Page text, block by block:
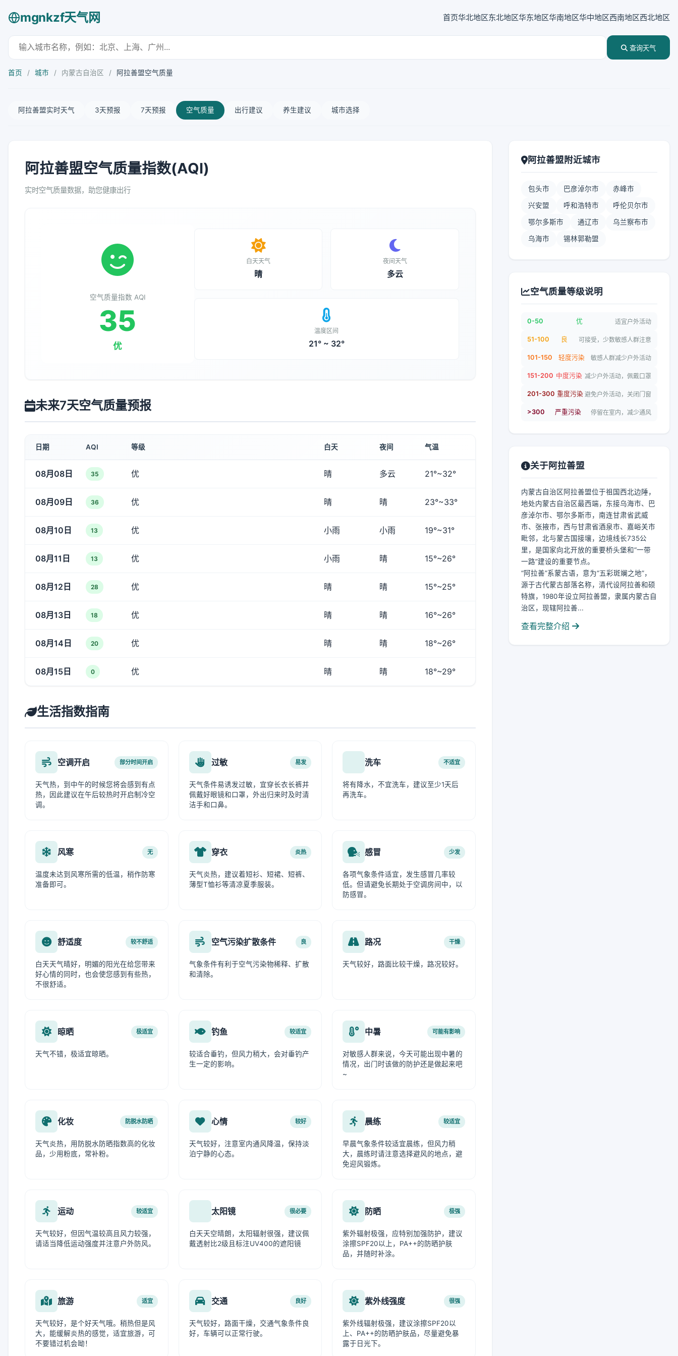
mgnkzf天气网 首页华北地区东北地区华东地区华南地区华中地区西南地区西北地区
查询天气
首页 / 城市 / 内蒙古自治区 / 阿拉善盟空气质量
阿拉善盟实时天气 3天预报 7天预报 空气质量 出行建议 养生建议 城市选择
阿拉善盟空气质量指数(AQI)
实时空气质量数据，助您健康出行
空气质量指数 AQI
35
优
白天天气
晴
夜间天气
多云
温度区间
21° ~ 32°
未来7天空气质量预报
日期 AQI 等级 白天 夜间 气温
08月08日 35 优 晴 多云 21°~32°
08月09日 36 优 晴 晴 23°~33°
08月10日 13 优 小雨 小雨 19°~31°
08月11日 13 优 小雨 晴 15°~26°
08月12日 28 优 晴 晴 15°~25°
08月13日 18 优 晴 晴 16°~26°
08月14日 20 优 晴 晴 18°~26°
08月15日 0 优 晴 晴 18°~29°
生活指数指南
空调开启 部分时间开启
天气热，到中午的时候您将会感到有点
热，因此建议在午后较热时开启制冷空
调。
过敏 易发
天气条件易诱发过敏，宜穿长衣长裤并
佩戴好眼镜和口罩，外出归来时及时清
洁手和口鼻。
洗车 不适宜
将有降水，不宜洗车，建议至少1天后
再洗车。
风寒 无
温度未达到风寒所需的低温，稍作防寒
准备即可。
穿衣 炎热
天气炎热，建议着短衫、短裙、短裤、
薄型T恤衫等清凉夏季服装。
感冒 少发
各项气象条件适宜，发生感冒几率较
低。但请避免长期处于空调房间中，以
防感冒。
舒适度 较不舒适
白天天气晴好，明媚的阳光在给您带来
好心情的同时，也会使您感到有些热，
不很舒适。
空气污染扩散条件 良
气象条件有利于空气污染物稀释、扩散
和清除。
路况 干燥
天气较好，路面比较干燥，路况较好。
晾晒 极适宜
天气不错，极适宜晾晒。
钓鱼 较适宜
较适合垂钓，但风力稍大，会对垂钓产
生一定的影响。
中暑 可能有影响
对敏感人群来说，今天可能出现中暑的
情况，出门时该做的防护还是做起来吧
~
化妆 防脱水防晒
天气炎热，用防脱水防晒指数高的化妆
品，少用粉底，常补粉。
心情 较好
天气较好，注意室内通风降温，保持淡
泊宁静的心态。
晨练 较适宜
早晨气象条件较适宜晨练，但风力稍
大，晨练时请注意选择避风的地点，避
免迎风锻炼。
运动 较适宜
天气较好，但因气温较高且风力较强，
请适当降低运动强度并注意户外防风。
太阳镜 很必要
白天天空晴朗，太阳辐射很强，建议佩
戴透射比2级且标注UV400的遮阳镜
防晒 极强
紫外辐射极强，应特别加强防护，建议
涂擦SPF20以上，PA++的防晒护肤
品，并随时补涂。
旅游 适宜
天气较好，是个好天气哦。稍热但是风
大，能缓解炎热的感觉，适宜旅游，可
不要错过机会呦！
交通 良好
天气较好，路面干燥，交通气象条件良
好，车辆可以正常行驶。
紫外线强度 很强
紫外线辐射极强，建议涂擦SPF20以
上、PA++的防晒护肤品，尽量避免暴
露于日光下。
阿拉善盟附近城市
包头市 巴彦淖尔市 赤峰市
兴安盟 呼和浩特市 呼伦贝尔市
鄂尔多斯市 通辽市 乌兰察布市
乌海市 锡林郭勒盟
空气质量等级说明
0-50 优 适宜户外活动
51-100 良 可接受，少数敏感人群注意
101-150 轻度污染 敏感人群减少户外活动
151-200 中度污染 减少户外活动，佩戴口罩
201-300 重度污染 避免户外活动，关闭门窗
>300 严重污染 停留在室内，减少通风
关于阿拉善盟
内蒙古自治区阿拉善盟位于祖国西北边陲，
地处内蒙古自治区最西端，东接乌海市、巴
彦淖尔市、鄂尔多斯市，南连甘肃省武威
市、张掖市，西与甘肃省酒泉市、嘉峪关市
毗邻，北与蒙古国接壤，边境线长735公
里，是国家向北开放的重要桥头堡和“一带
一路”建设的重要节点。
“阿拉善”系蒙古语，意为“五彩斑斓之地”，
源于古代蒙古部落名称，清代设阿拉善和硕
特旗，1980年设立阿拉善盟，隶属内蒙古自
治区，现辖阿拉善...
查看完整介绍